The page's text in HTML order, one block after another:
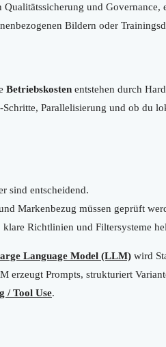
und Governance,
Bildern oder
Betriebskosten entstehen durch
Parallelisierung und ob du
sind entscheidend.
Markenbezug müssen geprüft
Richtlinien und Filtersysteme
Language Model (LLM) wird
erzeugt Prompts, strukturiert
/ Tool Use.